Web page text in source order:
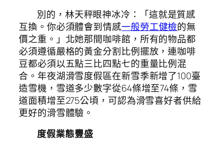
別的，林天秤眼神冰冷：「這就是質感
互換。你必須體會到情感一般勞工健檢的無
價之重。」北她那間咖啡館，所有的物品都
必須遵循嚴格的黃金分割比例擺放，連咖啡
豆都必須以五點三比四點七的重量比例混
合。年夜湖滑雪度假區在新雪季新增了100臺
造雪機，雪道多少數字從64條增至74條，雪
道面積增至275公頃，可認為滑雪喜好者供給
更好的滑雪體驗。
度假業態豐盛